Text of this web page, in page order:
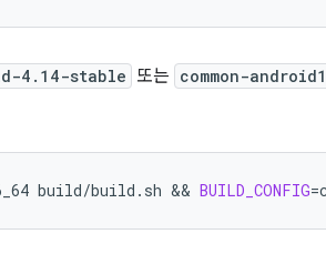
4.14-stable 또는 common-
build/build.sh && BUILD_CONFIG=